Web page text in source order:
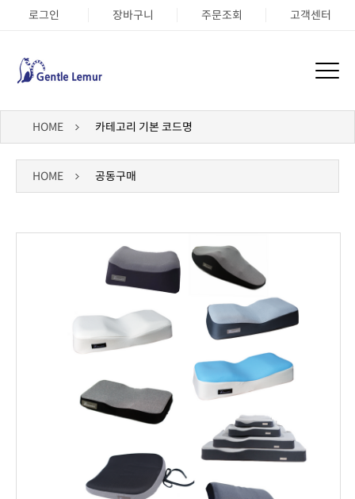
로그인 장바구니 주문조회 고객센터
HOME 카테고리 기본 코드명
HOME 공동구매